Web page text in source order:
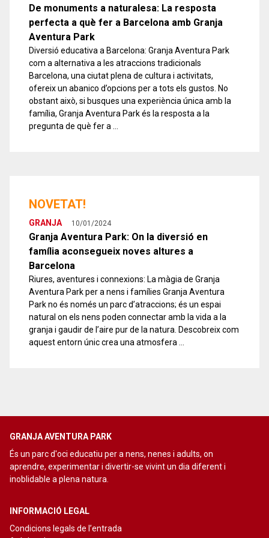
De monuments a naturalesa: La resposta
perfecta a què fer a Barcelona amb Granja
Aventura Park
Diversió educativa a Barcelona: Granja Aventura Park
com a alternativa a les atraccions tradicionals
Barcelona, una ciutat plena de cultura i activitats,
ofereix un abanico d’opcions per a tots els gustos. No
obstant això, si busques una experiència única amb la
família, Granja Aventura Park és la resposta a la
pregunta de què fer a …
NOVETAT!
GRANJA 10/01/2024
Granja Aventura Park: On la diversió en
família aconsegueix noves altures a
Barcelona
Riures, aventures i connexions: La màgia de Granja
Aventura Park per a nens i famílies Granja Aventura
Park no és només un parc d’atraccions; és un espai
natural on els nens poden connectar amb la vida a la
granja i gaudir de l’aire pur de la natura. Descobreix com
aquest entorn únic crea una atmosfera …
GRANJA AVENTURA PARK
És un parc d'oci educatiu per a nens, nenes i adults, on
aprendre, experimentar i divertir-se vivint un dia diferent i
inoblidable a plena natura.
INFORMACIÓ LEGAL
Condicions legals de l’entrada